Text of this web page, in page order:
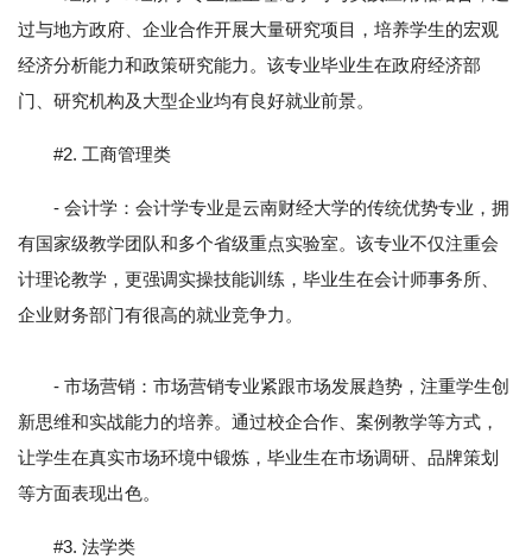
过与地方政府、企业合作开展大量研究项目，培养学生的宏观
经济分析能力和政策研究能力。该专业毕业生在政府经济部
门、研究机构及大型企业均有良好就业前景。
#2. 工商管理类
- 会计学：会计学专业是云南财经大学的传统优势专业，拥
有国家级教学团队和多个省级重点实验室。该专业不仅注重会
计理论教学，更强调实操技能训练，毕业生在会计师事务所、
企业财务部门有很高的就业竞争力。
- 市场营销：市场营销专业紧跟市场发展趋势，注重学生创
新思维和实战能力的培养。通过校企合作、案例教学等方式，
让学生在真实市场环境中锻炼，毕业生在市场调研、品牌策划
等方面表现出色。
#3. 法学类